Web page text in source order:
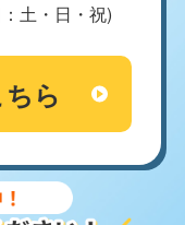
土・日・祝)
ら